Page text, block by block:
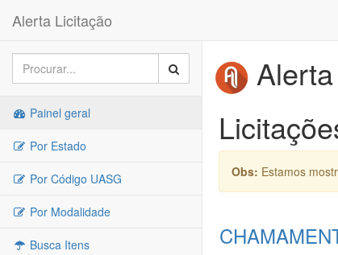
Alerta Licitação
Painel geral
Por Estado
Por Código UASG
Por Modalidade
Busca Itens
Obs: Estamos